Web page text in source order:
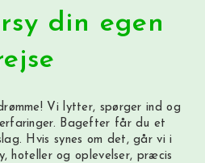
din egen
Vi lytter, spørger ind og
Bagefter får du et
Hvis synes om det, går vi i
hoteller og oplevelser, præcis